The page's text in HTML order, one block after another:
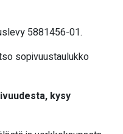
5881456-01.
sopivuustaulukko
kysy